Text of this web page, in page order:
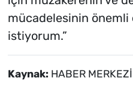
mücadelesinin
istiyorum.”
Kaynak: HABER MERKEZİ